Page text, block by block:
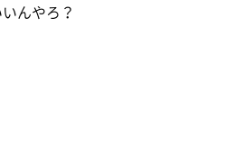
んやろ？